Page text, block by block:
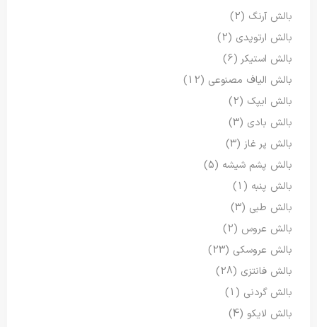
بالش آرنگ (2)
بالش ارتوپدی (2)
بالش استیکر (6)
بالش الیاف مصنوعی (12)
بالش ایپک (2)
بالش بادی (3)
بالش پر غاز (3)
بالش پشم شیشه (5)
بالش پنبه (1)
بالش طبی (3)
بالش عروس (2)
بالش عروسکی (23)
بالش فانتزی (28)
بالش گردنی (1)
بالش لایکو (4)